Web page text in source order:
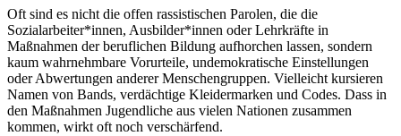
Oft sind es nicht die offen rassistischen Parolen, die die
Sozialarbeiter*innen, Ausbilder*innen oder Lehrkräfte in
Maßnahmen der beruflichen Bildung aufhorchen lassen, sondern
kaum wahrnehmbare Vorurteile, undemokratische Einstellungen
oder Abwertungen anderer Menschengruppen. Vielleicht kursieren
Namen von Bands, verdächtige Kleidermarken und Codes. Dass in
den Maßnahmen Jugendliche aus vielen Nationen zusammen
kommen, wirkt oft noch verschärfend.